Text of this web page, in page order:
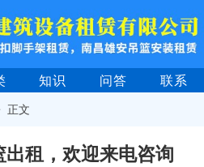
知识 问答 联系
正文
租，欢迎来电咨询